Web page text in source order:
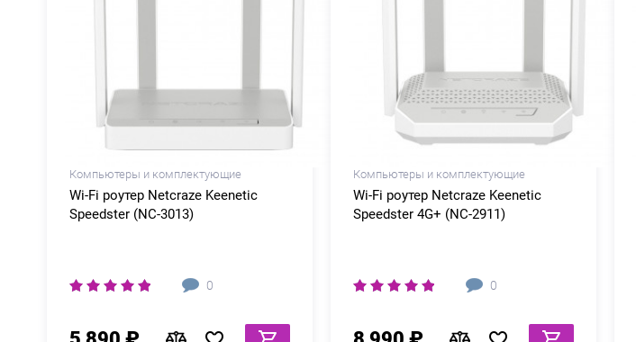
Компьютеры и комплектующие
Wi-Fi роутер Netcraze Keenetic
Speedster (NC-3013)
0
Компьютеры и комплектующие
Wi-Fi роутер Netcraze Keenetic
Speedster 4G+ (NC-2911)
0